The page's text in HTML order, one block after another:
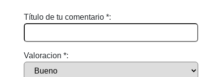
Título de tu comentario *:
Valoracion *: